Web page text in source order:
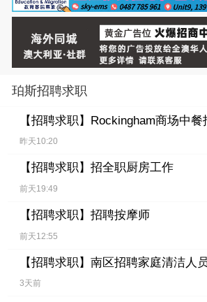
珀斯招聘求职
【招聘求职】 Rockingham商场中餐
昨天10:20
【招聘求职】 招全职厨房工作
前天19:49
【招聘求职】 招聘按摩师
前天12:55
【招聘求职】 南区招聘家庭清洁人员
3天前